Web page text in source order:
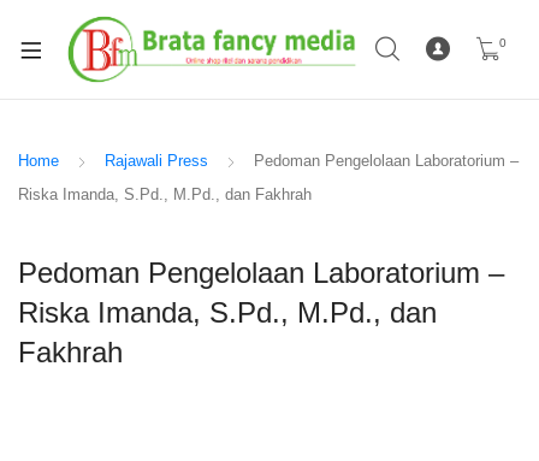
0
Home Rajawali Press
Pedoman Pengelolaan Laboratorium –
Riska Imanda, S.Pd., M.Pd., dan Fakhrah
Pedoman Pengelolaan Laboratorium –
Riska Imanda, S.Pd., M.Pd., dan
Fakhrah